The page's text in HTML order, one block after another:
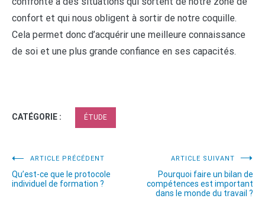
confort et qui nous obligent à sortir de notre coquille.
Cela permet donc d’acquérir une meilleure connaissance
de soi et une plus grande confiance en ses capacités.
CATÉGORIE : ÉTUDE
Navigation
de
ARTICLE PRÉCÉDENT
Qu’est-ce que le protocole
individuel de formation ?
ARTICLE SUIVANT
Pourquoi faire un bilan de
compétences est important
dans le monde du travail ?